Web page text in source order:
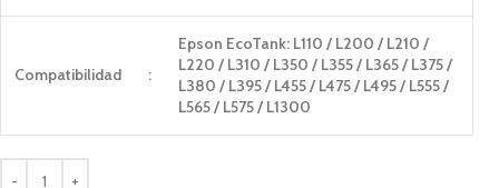
Compatibilidad :
Epson EcoTank: L110 / L200 / L210 /
L220 / L310 / L350 / L355 / L365 / L375 /
L380 / L395 / L455 / L475 / L495 / L555 /
L565 / L575 / L1300